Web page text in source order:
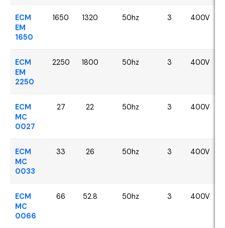
ECM
EM
1650
1650 1320 50hz 3 400V
ECM
EM
2250
2250 1800 50hz 3 400V
ECM
MC
0027
27 22 50hz 3 400V
ECM
MC
0033
33 26 50hz 3 400V
ECM
MC
0066
66 52.8 50hz 3 400V